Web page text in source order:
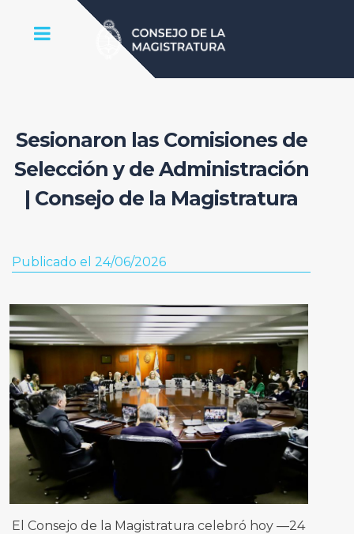
Sesionaron las Comisiones de
Selección y de Administración
| Consejo de la Magistratura
Publicado el 24/06/2026
El Consejo de la Magistratura celebró hoy —24